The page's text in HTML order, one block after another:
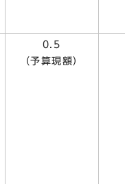
0.5
（予算現額）